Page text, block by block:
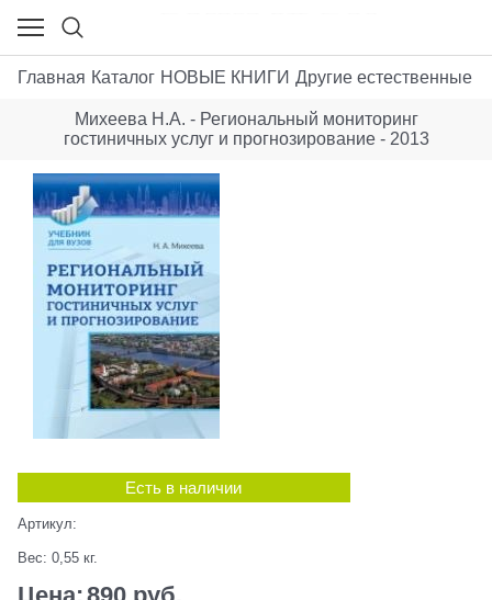
Главная Каталог НОВЫЕ КНИГИ Другие естественные
Михеева Н.А. - Региональный мониторинг
гостиничных услуг и прогнозирование - 2013
Есть в наличии
Артикул:
Вес: 0,55 кг.